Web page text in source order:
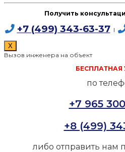
Получить
+7 (499) 343-63-37I
X
Вызов инженера на объект
БЕСПЛАТНАЯ
по
+7 965
+8 (499)
либо отправить нам